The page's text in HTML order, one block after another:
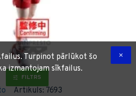
Artikuls: 7693
Turpinot pārlūkot šo
izmantojam sīkfailus.
FILTRS